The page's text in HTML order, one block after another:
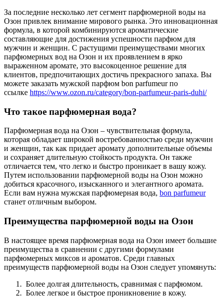
За последние несколько лет сегмент парфюмерной воды на
Озон привлек внимание мирового рынка. Это инновационная
формула, в которой комбинируются ароматические
составляющие для достижения успешности парфюм для
мужчин и женщин. С растущими преимуществами многих
парфюмерных вод на Озон и их проявлением в ярко
выраженном аромате, это высокоценное решение для
клиентов, предпочитающих достичь прекрасного запаха. Вы
можете заказать мужской парфюм bon parfumeur по
ссылке https://www.ozon.ru/category/bon-parfumeur-paris-duhi/
Что такое парфюмерная вода?
Парфюмерная вода на Озон – чувствительная формула,
которая обладает широкой востребованностью среди мужчин
и женщин, так как придает аромату дополнительные объемы
и сохраняет длительную стойкость продукта. Он также
отличается тем, что легко и быстро проникает в вашу кожу.
Путем использовании парфюмерной воды на Озон можно
добиться красочного, изысканного и элегантного аромата.
Если вам нужна мужская парфюмерная вода, bon parfumeur
станет отличным выбором.
Преимущества парфюмерной воды на Озон
В настоящее время парфюмерная вода на Озон имеет большие
преимущества в сравнении с другими формулами
парфюмерных миксов и ароматов. Среди главных
преимуществ парфюмерной воды на Озон следует упомянуть:
Более долгая длительность, сравнимая с парфюмом.
Более легкое и быстрое проникновение в кожу.